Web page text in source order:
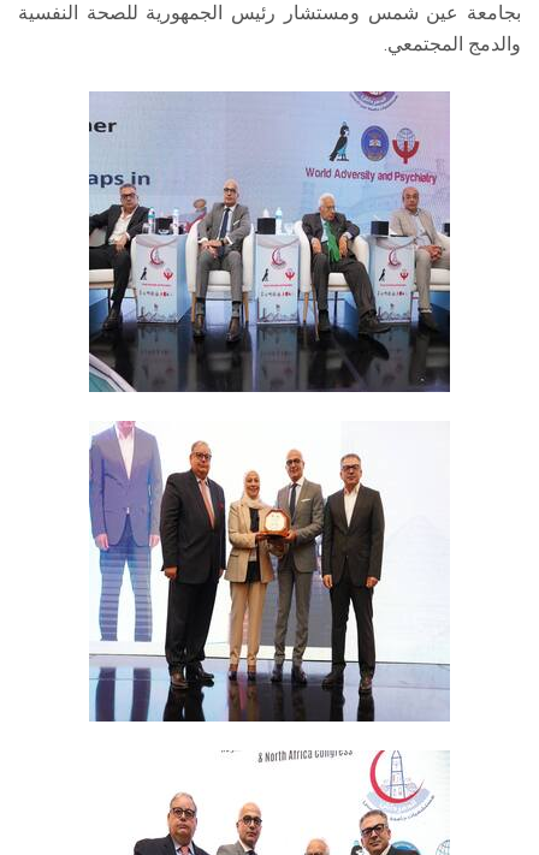
بجامعة عين شمس ومستشار رئيس الجمهورية للصحة النفسية
والدمج المجتمعي.